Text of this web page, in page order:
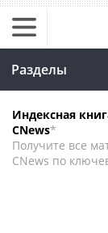
Разделы
Индексная
CNews*
Получите все
CNews по